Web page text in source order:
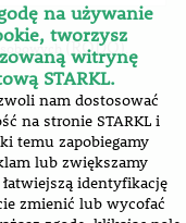
(RODO)
na używanie
tworzysz
witrynę
STARKL.
nam dostosować
na stronie STARKL i
temu zapobiegamy
lub zwiększamy
identyfikację
zmienić lub wycofać